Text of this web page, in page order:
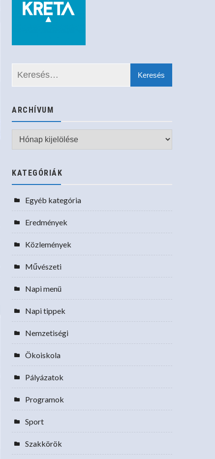
ARCHÍVUM
Archívum
KATEGÓRIÁK
Egyéb kategória
Eredmények
Közlemények
Művészeti
Napi menü
Napi tippek
Nemzetiségi
Ökoiskola
Pályázatok
Programok
Sport
Szakkörök